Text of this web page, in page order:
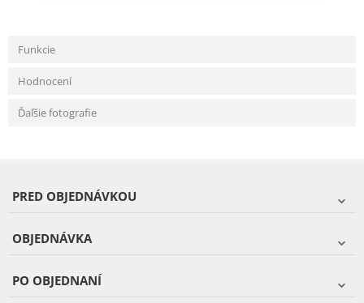
Funkcie
Hodnocení
Ďaľšie fotografie
PRED OBJEDNÁVKOU
OBJEDNÁVKA
PO OBJEDNANÍ